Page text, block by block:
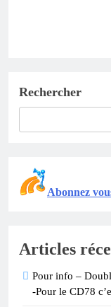
Rechercher
Abonnez
Articles
Pour info –
-Pour le CD78